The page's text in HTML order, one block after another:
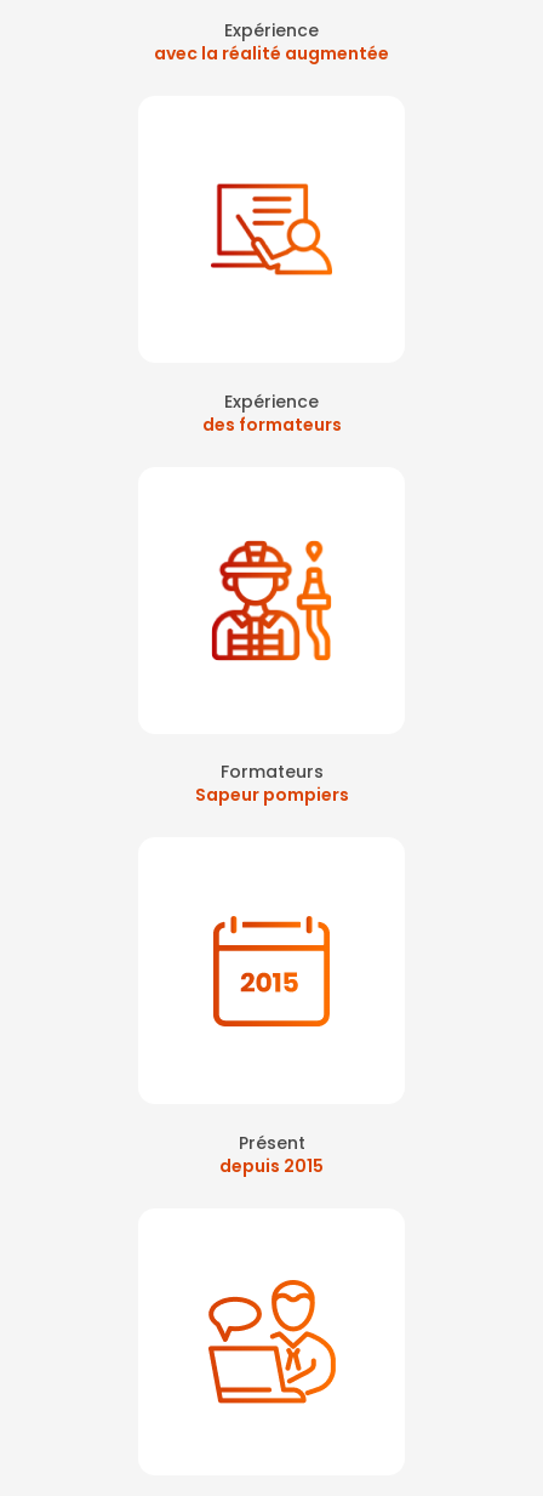
Expérience
avec la réalité augmentée
Expérience
des formateurs
Formateurs
Sapeur pompiers
Présent
depuis 2015